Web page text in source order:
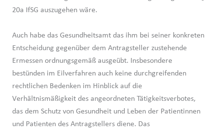
20a IfSG auszugehen wäre.
Auch habe das Gesundheitsamt das ihm bei seiner konkreten
Entscheidung gegenüber dem Antragsteller zustehende
Ermessen ordnungsgemäß ausgeübt. Insbesondere
bestünden im Eilverfahren auch keine durchgreifenden
rechtlichen Bedenken im Hinblick auf die
Verhältnismäßigkeit des angeordneten Tätigkeitsverbotes,
das dem Schutz von Gesundheit und Leben der Patientinnen
und Patienten des Antragstellers diene. Das